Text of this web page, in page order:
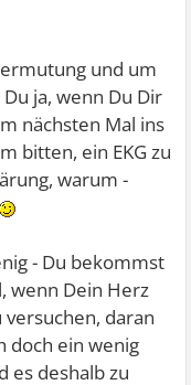
und um
ja, wenn Du Dir
nächsten Mal ins
bitten, ein EKG zu
warum -
- Du bekommst
wenn Dein Herz
daran
doch ein wenig
es deshalb zu